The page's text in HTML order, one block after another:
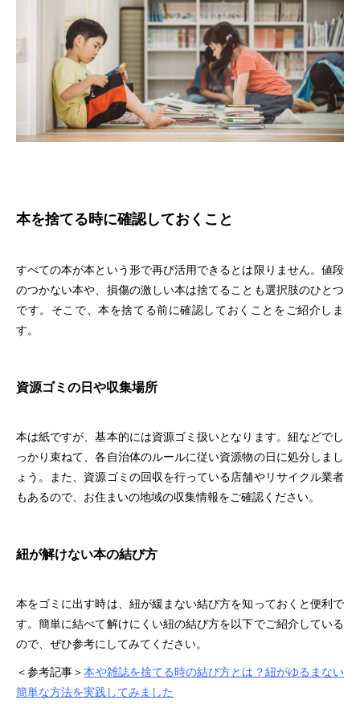
本を捨てる時に確認しておくこと
すべての本が本という形で再び活用できるとは限りません。値段
のつかない本や、損傷の激しい本は捨てることも選択肢のひとつ
です。そこで、本を捨てる前に確認しておくことをご紹介しま
す。
資源ゴミの日や収集場所
本は紙ですが、基本的には資源ゴミ扱いとなります。紐などでし
っかり束ねて、各自治体のルールに従い資源物の日に処分しまし
ょう。また、資源ゴミの回収を行っている店舗やリサイクル業者
もあるので、お住まいの地域の収集情報をご確認ください。
紐が解けない本の結び方
本をゴミに出す時は、紐が緩まない結び方を知っておくと便利で
す。簡単に結べて解けにくい紐の結び方を以下でご紹介している
ので、ぜひ参考にしてみてください。
＜参考記事＞本や雑誌を捨てる時の結び方とは？紐がゆるまない
簡単な方法を実践してみました